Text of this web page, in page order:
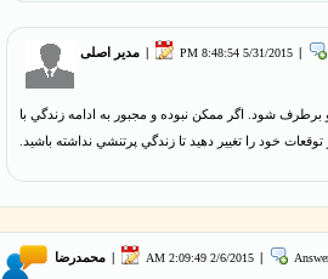
مدیر اصلی 5/31/2015 8:48:54 PM
شود. اگر ممكن نبوده و مجبور به ادامه زندگي با
توقعات خود را تغيير دهيد تا زندگي پرتنشي نداشته باشيد.
محمدرضا 2/6/2015 2:09:49 AM